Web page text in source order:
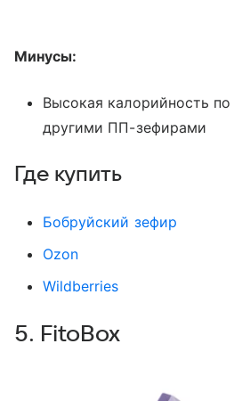
Минусы:
Высокая калорийность
другими ПП-зефирами
Где купить
Бобруйский зефир
Ozon
Wildberries
5. FitoBox